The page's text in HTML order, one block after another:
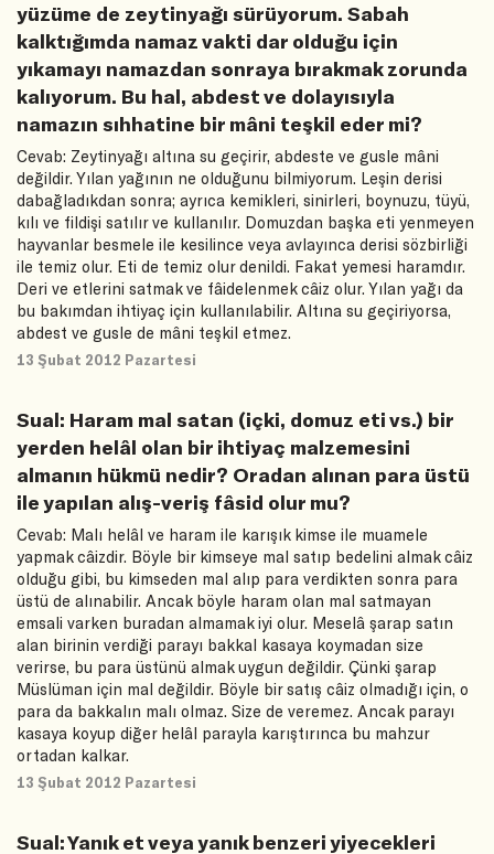
yüzüme de zeytinyağı sürüyorum. Sabah
kalktığımda namaz vakti dar olduğu için
yıkamayı namazdan sonraya bırakmak zorunda
kalıyorum. Bu hal, abdest ve dolayısıyla
namazın sıhhatine bir mâni teşkil eder mi?
Cevab: Zeytinyağı altına su geçirir, abdeste ve gusle mâni
değildir. Yılan yağının ne olduğunu bilmiyorum. Leşin derisi
dabağladıkdan sonra; ayrıca kemikleri, sinirleri, boynuzu, tüyü,
kılı ve fildişi satılır ve kullanılır. Domuzdan başka eti yenmeyen
hayvanlar besmele ile kesilince veya avlayınca derisi sözbirliği
ile temiz olur. Eti de temiz olur denildi. Fakat yemesi haramdır.
Deri ve etlerini satmak ve fâidelenmek câiz olur. Yılan yağı da
bu bakımdan ihtiyaç için kullanılabilir. Altına su geçiriyorsa,
abdest ve gusle de mâni teşkil etmez.
13 Şubat 2012 Pazartesi
Sual: Haram mal satan (içki, domuz eti vs.) bir
yerden helâl olan bir ihtiyaç malzemesini
almanın hükmü nedir? Oradan alınan para üstü
ile yapılan alış-veriş fâsid olur mu?
Cevab: Malı helâl ve haram ile karışık kimse ile muamele
yapmak câizdir. Böyle bir kimseye mal satıp bedelini almak câiz
olduğu gibi, bu kimseden mal alıp para verdikten sonra para
üstü de alınabilir. Ancak böyle haram olan mal satmayan
emsali varken buradan almamak iyi olur. Meselâ şarap satın
alan birinin verdiği parayı bakkal kasaya koymadan size
verirse, bu para üstünü almak uygun değildir. Çünki şarap
Müslüman için mal değildir. Böyle bir satış câiz olmadığı için, o
para da bakkalın malı olmaz. Size de veremez. Ancak parayı
kasaya koyup diğer helâl parayla karıştırınca bu mahzur
ortadan kalkar.
13 Şubat 2012 Pazartesi
Sual: Yanık et veya yanık benzeri yiyecekleri